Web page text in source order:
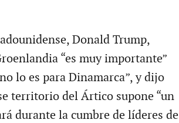
Donald Trump,
“es muy importante”
lo es para Dinamarca”, y dijo
territorio del Ártico supone “un
durante la cumbre de líderes de